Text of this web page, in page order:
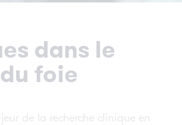
du cancerdans le
foie
de la recherche clinique en